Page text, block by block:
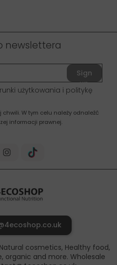
newslettera
Sign
up
użytkowania i politykę
chwili. W tym celu należy odnaleźć
informacji prawnej.
cosmetics, Healthy food,
organic and more. Wholesale